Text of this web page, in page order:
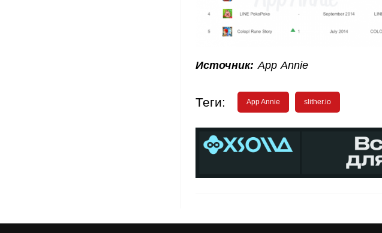
Источник: App Annie
Теги: App Annie slither.io